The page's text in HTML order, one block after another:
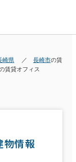
崎県 長崎市の賃
賃貸オフィス
物情報